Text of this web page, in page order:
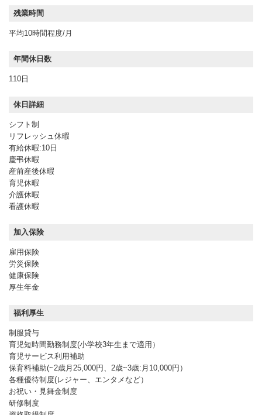
残業時間
平均10時間程度/月
年間休日数
110日
休日詳細
シフト制
リフレッシュ休暇
有給休暇:10日
慶弔休暇
産前産後休暇
育児休暇
介護休暇
看護休暇
加入保険
雇用保険
労災保険
健康保険
厚生年金
福利厚生
制服貸与
育児短時間勤務制度(小学校3年生まで適用）
育児サービス利用補助
保育料補助(~2歳月25,000円、2歳~3歳:月10,000円）
各種優待制度(レジャー、エンタメなど）
お祝い・見舞金制度
研修制度